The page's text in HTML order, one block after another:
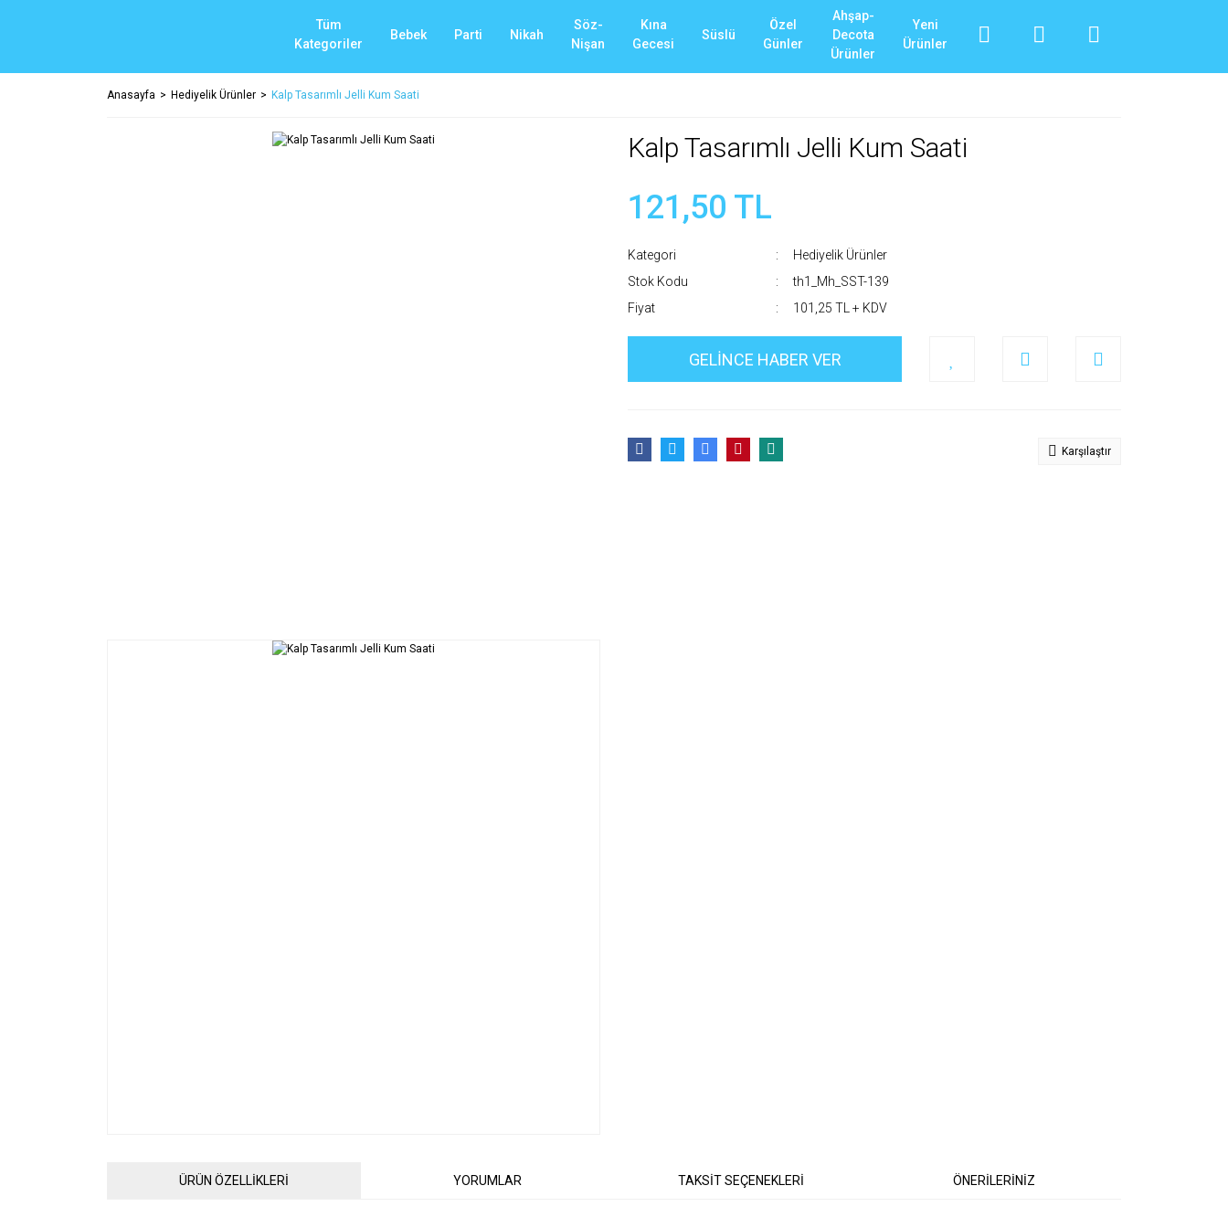
Tüm
Kategoriler
Bebek Parti Nikah
Söz-
Nişan
Kına
Gecesi
Süslü
Özel
Günler
Ahşap-
Decota
Ürünler
Yeni
Ürünler
Anasayfa Hediyelik Ürünler Kalp Tasarımlı Jelli Kum Saati
Kalp Tasarımlı Jelli Kum Saati
121,50 TL
Kategori
Hediyelik Ürünler
Stok Kodu
th1_Mh_SST-139
Fiyat
101,25 TL + KDV
GELİNCE HABER VER
Karşılaştır
ÜRÜN ÖZELLİKLERİ YORUMLAR TAKSİT SEÇENEKLERİ ÖNERİLERİNİZ